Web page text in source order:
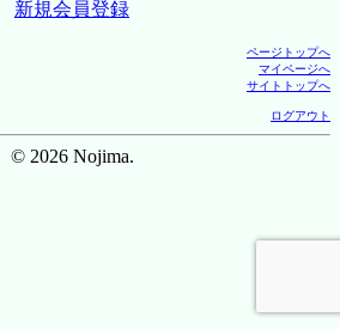
新規会員登録
ページトップへ
マイページへ
サイトトップへ
ログアウト
© 2026 Nojima.